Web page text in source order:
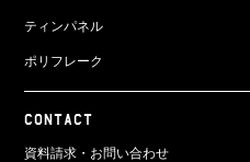
ティンパネル
ポリフレーク
CONTACT
資料請求・お問い合わせ